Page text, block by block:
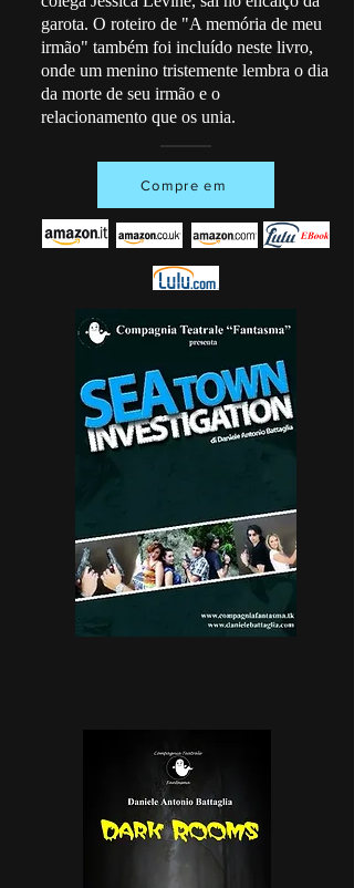
garota. O roteiro de "A memória de meu
irmão" também foi incluído neste livro,
onde um menino tristemente lembra o dia
da morte de seu irmão e o
relacionamento que os unia.
Compre em